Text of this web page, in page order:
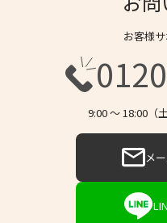
お客様
9:00 〜 18:00（
メ